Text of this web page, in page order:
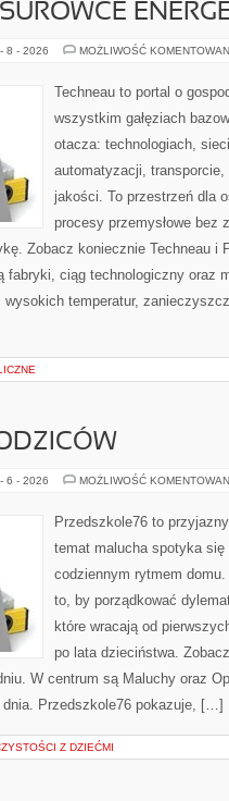
8 - 2026 MOŻLIWOŚĆ
Techneau to portal o
wszystkim gałęziach
otacza: technologiach,
automatyzacji,
jakości. To przestrzeń dla
procesy przemysłowe bez
Zobacz koniecznie Techneau i
fabryki, ciąg technologiczny oraz
temperatur,
6 - 2026 MOŻLIWOŚĆ
Przedszkole76 to
temat malucha spotyka
codziennym rytmem
to, by porządkować
które wracają od
po lata dzieciństwa.
W centrum są Maluchy oraz
Przedszkole76 pokazuje, […]
Z DZIEĆMI